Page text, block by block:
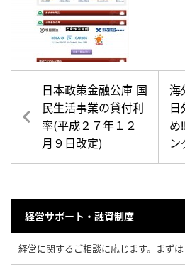
日本政策金融公庫 国
民生活事業の貸付利
率(平成２７年１２
月９日改定)
海
め
ン
経営サポート・融資制度
経営に関するご相談に応じます。まずは